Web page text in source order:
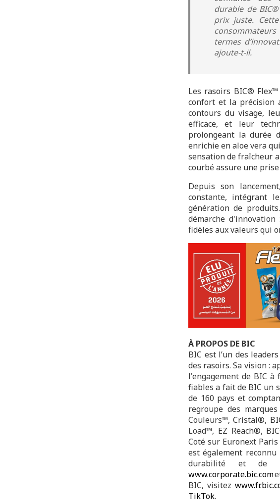
durable de
prix juste.
termes
ajoute-t-il.
Les rasoirs BIC®
confort et la précision
contours du visage,
efficace, et leur
prolongeant la durée
enrichie en aloe vera
sensation de fraîcheur
courbé assure une
Depuis son
constante, intégrant
génération de
démarche
fidèles aux valeurs qui
À PROPOS DE BIC
BIC est l’un des
des rasoirs. Sa vision :
l'engagement de BIC
fiables a fait de BIC un
de 160 pays et
regroupe des
Couleurs™, Cristal®,
Load™, EZ Reach®,
Coté sur Euronext
est également
durabilité et de
www.corporate.bic.com
BIC, visitez
TikTok.